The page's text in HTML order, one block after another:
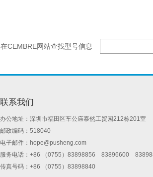
在CEMBRE网站查找型号信息
联系我们
办公地址：深圳市福田区车公庙泰然工贸园212栋201室
邮政编码：518040
电子邮件： hope@pusheng.com
服务电话：+86 （0755）83898856 83896600
传真号码：+86 （0755）83898840